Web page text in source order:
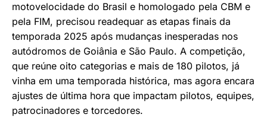
motovelocidade do Brasil e homologado pela CBM e
pela FIM, precisou readequar as etapas finais da
temporada 2025 após mudanças inesperadas nos
autódromos de Goiânia e São Paulo. A competição,
que reúne oito categorias e mais de 180 pilotos, já
vinha em uma temporada histórica, mas agora encara
ajustes de última hora que impactam pilotos, equipes,
patrocinadores e torcedores.